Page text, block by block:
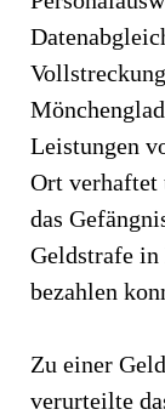
Leistungen
Ort verhaftet
das
Geldstrafe in
bezahlen
Zu einer
verurteilte